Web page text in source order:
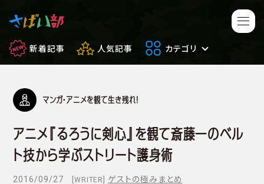
新着記事 人気記事 カテゴリ
マンガ・アニメ
ゲーム 日常のサバイバル
マンガ・アニメを観て生き残れ！
アニメ『るろうに剣心』を観て斎藤一のベル
ト技から学ぶストリート護身術
2016/09/27 [WRITER] ゲストの極みまとめ